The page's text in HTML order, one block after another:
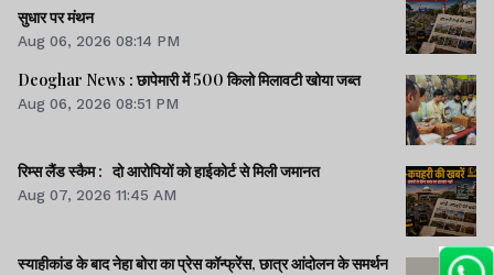
सुधार पर मंथन
Aug 06, 2026 08:14 PM
Deoghar News : छापेमारी में 500 किलो मिलावटी खोया जब्त
Aug 06, 2026 08:51 PM
रिम्स लैंड स्कैम : दो आरोपियों को हाईकोर्ट से मिली जमानत
Aug 07, 2026 11:45 AM
स्याहीकांड के बाद नेहा बोरा का प्रेस कॉन्फ्रेंस, छात्र आंदोलन के समर्थन